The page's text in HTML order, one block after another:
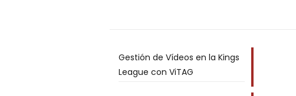
Gestión de Vídeos en la Kings
League con ViTAG